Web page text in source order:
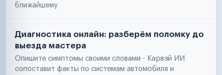
ближайшему
Диагностика онлайн: разберём поломку до
выезда мастера
Опишите симптомы своими словами - Карвэй ИИ
сопоставит факты по системам автомобиля и